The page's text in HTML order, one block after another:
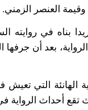
العنصر الزمني.
بناه في روايته
بعد أن جرفها
الهانئة التي
أحداث الرواية